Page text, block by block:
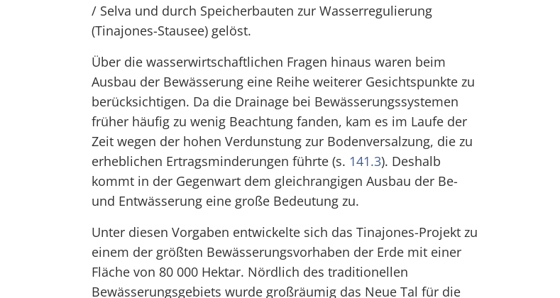
/ Selva und durch Speicherbauten zur Wasserregulierung
(Tinajones-Stausee) gelöst.
Über die wasserwirtschaftlichen Fragen hinaus waren beim
Ausbau der Bewässerung eine Reihe weiterer Gesichtspunkte zu
berücksichtigen. Da die Drainage bei Bewässerungssystemen
früher häufig zu wenig Beachtung fanden, kam es im Laufe der
Zeit wegen der hohen Verdunstung zur Bodenversalzung, die zu
erheblichen Ertragsminderungen führte (s. 141.3). Deshalb
kommt in der Gegenwart dem gleichrangigen Ausbau der Be-
und Entwässerung eine große Bedeutung zu.
Unter diesen Vorgaben entwickelte sich das Tinajones-Projekt zu
einem der größten Bewässerungsvorhaben der Erde mit einer
Fläche von 80 000 Hektar. Nördlich des traditionellen
Bewässerungsgebiets wurde großräumig das Neue Tal für die